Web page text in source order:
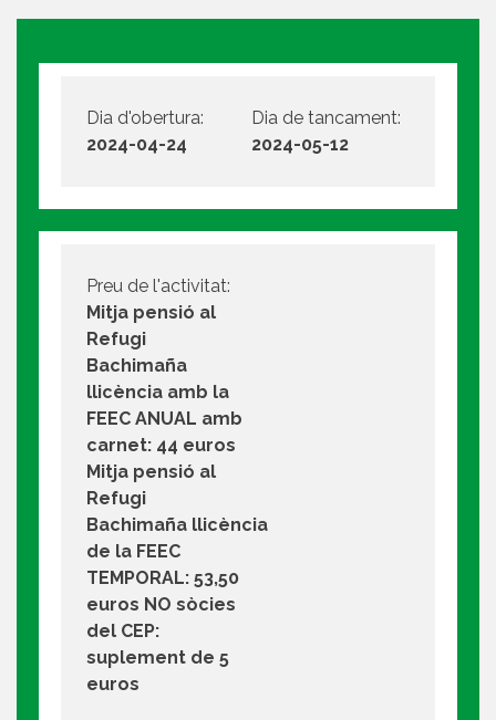
Dia d'obertura:
2024-04-24
Dia de tancament:
2024-05-12
Preu de l'activitat:
Mitja pensió al
Refugi
Bachimaña
llicència amb la
FEEC ANUAL amb
carnet: 44 euros
Mitja pensió al
Refugi
Bachimaña llicència
de la FEEC
TEMPORAL: 53,50
euros NO sòcies
del CEP:
suplement de 5
euros